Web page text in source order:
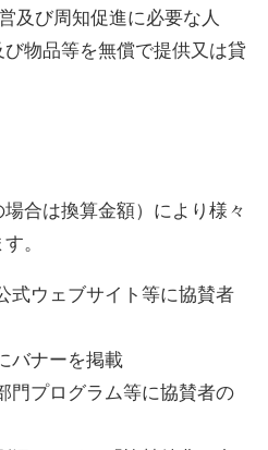
び周知促進に必要な人
物品等を無償で提供又は貸
合は換算金額）により様々
。
式ウェブサイト等に協賛者
バナーを掲載
門プログラム等に協賛者の